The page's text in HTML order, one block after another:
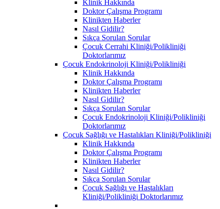
Klinik Hakkında
Doktor Çalışma Programı
Klinikten Haberler
Nasıl Gidilir?
Sıkça Sorulan Sorular
Çocuk Cerrahi Kliniği/Polikliniği
Doktorlarımız
Çocuk Endokrinoloji Kliniği/Polikliniği
Klinik Hakkında
Doktor Çalışma Programı
Klinikten Haberler
Nasıl Gidilir?
Sıkça Sorulan Sorular
Çocuk Endokrinoloji Kliniği/Polikliniği
Doktorlarımız
Çocuk Sağlığı ve Hastalıkları Kliniği/Polikliniği
Klinik Hakkında
Doktor Çalışma Programı
Klinikten Haberler
Nasıl Gidilir?
Sıkça Sorulan Sorular
Çocuk Sağlığı ve Hastalıkları
Kliniği/Polikliniği Doktorlarımız